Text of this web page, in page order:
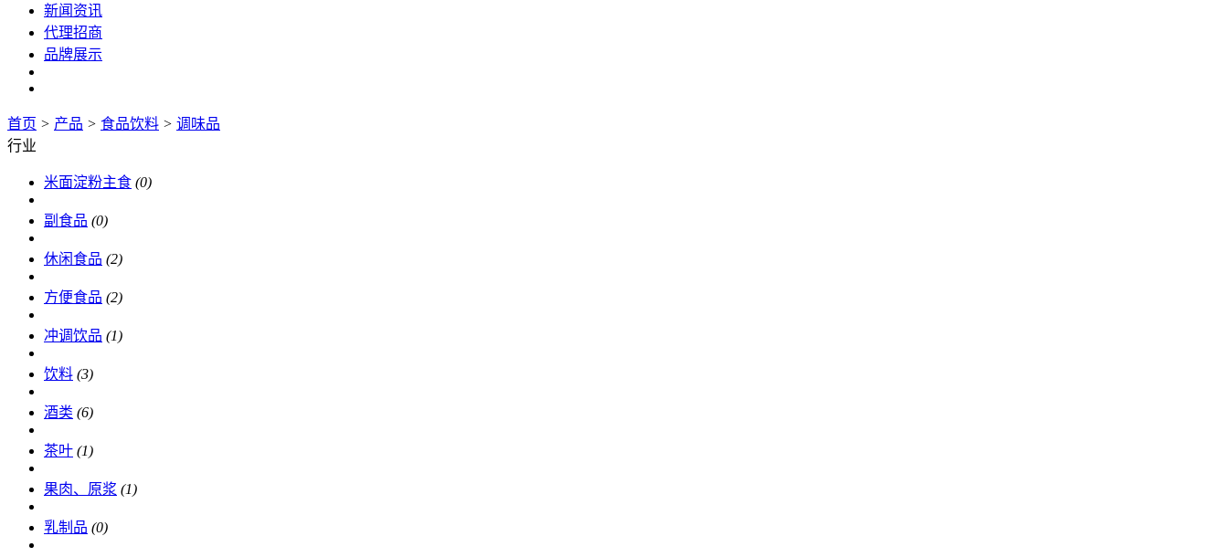
新闻资讯
代理招商
品牌展示
首页 > 产品 > 食品饮料 > 调味品
行业
米面淀粉主食 (0)
副食品 (0)
休闲食品 (2)
方便食品 (2)
冲调饮品 (1)
饮料 (3)
酒类 (6)
茶叶 (1)
果肉、原浆 (1)
乳制品 (0)